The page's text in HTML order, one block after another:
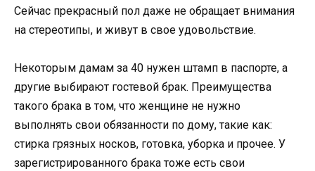
Сейчас прекрасный пол даже не обращает внимания
на стереотипы, и живут в свое удовольствие.
Некоторым дамам за 40 нужен штамп в паспорте, а
другие выбирают гостевой брак. Преимущества
такого брака в том, что женщине не нужно
выполнять свои обязанности по дому, такие как:
стирка грязных носков, готовка, уборка и прочее. У
зарегистрированного брака тоже есть свои